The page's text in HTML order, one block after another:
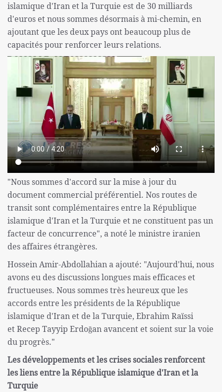
islamique d'Iran et la Turquie est de 30 milliards
d'euros et nous sommes désormais à mi-chemin, en
ajoutant que les deux pays ont beaucoup plus de
capacités pour renforcer leurs relations.
"Nous sommes d'accord sur la mise à jour du
document commercial préférentiel. Nos routes de
transit sont complémentaires entre la République
islamique d'Iran et la Turquie et ne constituent pas un
facteur de concurrence", a noté le ministre iranien
des affaires étrangères.
Hossein Amir-Abdollahian a ajouté: "Aujourd'hui, nous
avons eu des discussions longues mais efficaces et
fructueuses. Nous sommes très heureux que les
accords entre les présidents de la République
islamique d'Iran et de la Turquie, Ebrahim Raïssi
et Recep Tayyip Erdoğan avancent et soient sur la voie
du progrès."
Les développements et les crises sociales renforcent
les liens entre la République islamique d'Iran et la
Turquie